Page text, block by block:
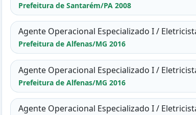
Prefeitura de Santarém/PA 2008
Agente Operacional Especializado I /
Prefeitura de Alfenas/MG 2016
Agente Operacional Especializado I /
Prefeitura de Alfenas/MG 2016
Agente Operacional Especializado I /